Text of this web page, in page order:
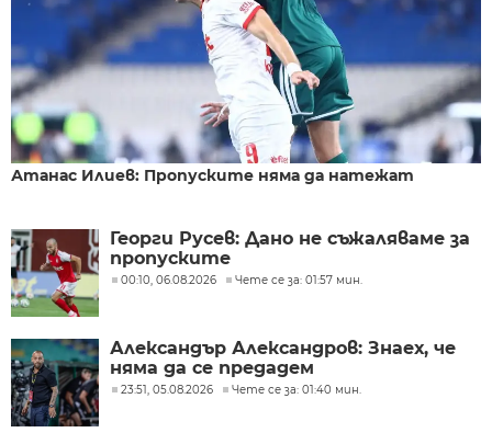
Атанас Илиев: Пропуските няма да натежат
Георги Русев: Дано не съжаляваме за
пропуските
00:10, 06.08.2026 Чете се за: 01:57 мин.
Александър Александров: Знаех, че
няма да се предадем
23:51, 05.08.2026 Чете се за: 01:40 мин.